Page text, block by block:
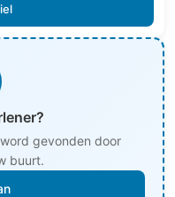
gevonden door
buurt.